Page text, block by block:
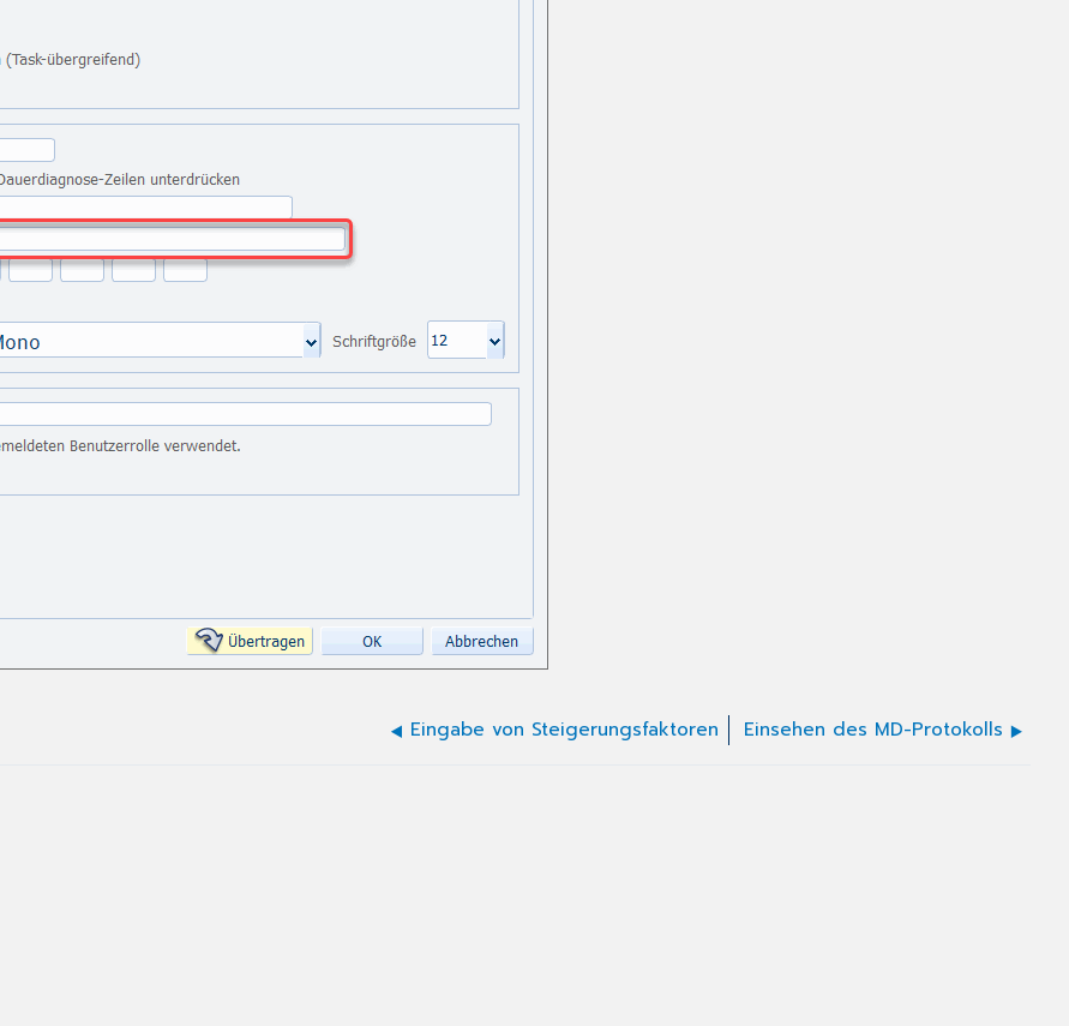
Eingabe von Steigerungsfaktoren Einsehen des MD-Protokolls